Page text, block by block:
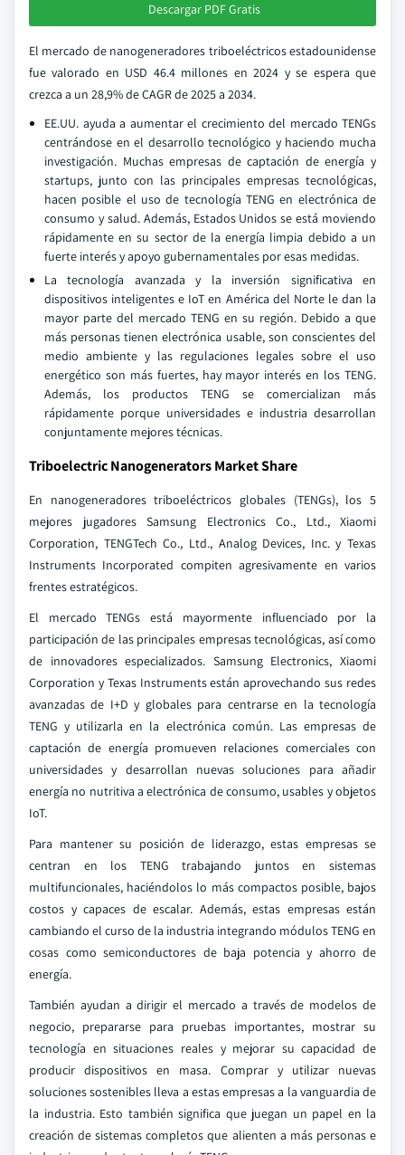
Descargar PDF Gratis
El mercado de nanogeneradores triboeléctricos estadounidense
fue valorado en USD 46.4 millones en 2024 y se espera que
crezca a un 28,9% de CAGR de 2025 a 2034.
EE.UU. ayuda a aumentar el crecimiento del mercado TENGs
centrándose en el desarrollo tecnológico y haciendo mucha
investigación. Muchas empresas de captación de energía y
startups, junto con las principales empresas tecnológicas,
hacen posible el uso de tecnología TENG en electrónica de
consumo y salud. Además, Estados Unidos se está moviendo
rápidamente en su sector de la energía limpia debido a un
fuerte interés y apoyo gubernamentales por esas medidas.
La tecnología avanzada y la inversión significativa en
dispositivos inteligentes e IoT en América del Norte le dan la
mayor parte del mercado TENG en su región. Debido a que
más personas tienen electrónica usable, son conscientes del
medio ambiente y las regulaciones legales sobre el uso
energético son más fuertes, hay mayor interés en los TENG.
Además, los productos TENG se comercializan más
rápidamente porque universidades e industria desarrollan
conjuntamente mejores técnicas.
Triboelectric Nanogenerators Market Share
En nanogeneradores triboeléctricos globales (TENGs), los 5
mejores jugadores Samsung Electronics Co., Ltd., Xiaomi
Corporation, TENGTech Co., Ltd., Analog Devices, Inc. y Texas
Instruments Incorporated compiten agresivamente en varios
frentes estratégicos.
El mercado TENGs está mayormente influenciado por la
participación de las principales empresas tecnológicas, así como
de innovadores especializados. Samsung Electronics, Xiaomi
Corporation y Texas Instruments están aprovechando sus redes
avanzadas de I+D y globales para centrarse en la tecnología
TENG y utilizarla en la electrónica común. Las empresas de
captación de energía promueven relaciones comerciales con
universidades y desarrollan nuevas soluciones para añadir
energía no nutritiva a electrónica de consumo, usables y objetos
IoT.
Para mantener su posición de liderazgo, estas empresas se
centran en los TENG trabajando juntos en sistemas
multifuncionales, haciéndolos lo más compactos posible, bajos
costos y capaces de escalar. Además, estas empresas están
cambiando el curso de la industria integrando módulos TENG en
cosas como semiconductores de baja potencia y ahorro de
energía.
También ayudan a dirigir el mercado a través de modelos de
negocio, prepararse para pruebas importantes, mostrar su
tecnología en situaciones reales y mejorar su capacidad de
producir dispositivos en masa. Comprar y utilizar nuevas
soluciones sostenibles lleva a estas empresas a la vanguardia de
la industria. Esto también significa que juegan un papel en la
creación de sistemas completos que alienten a más personas e